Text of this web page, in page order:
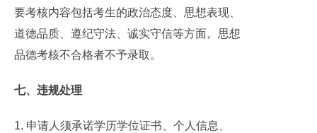
要考核内容包括考生的政治态度、思想表现、
道德品质、遵纪守法、诚实守信等方面。思想
品德考核不合格者不予录取。
七、违规处理
1. 申请人须承诺学历学位证书、个人信息、